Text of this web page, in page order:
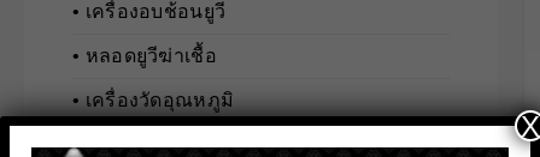
• เครื่องอบช้อนยูวี
• หลอดยูวีฆ่าเชื้อ
• เครื่องวัดอุณหภูมิ
• เครื่องพ่นสเปรย์
X